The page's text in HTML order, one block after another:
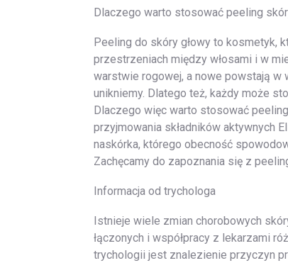
Dlaczego warto stosować peeling
Peeling do skóry głowy to kosmetyk,
przestrzeniach między włosami i w
warstwie rogowej, a nowe powstają w
unikniemy. Dlatego też, każdy może
Dlaczego więc warto stosować
przyjmowania składników aktywnych
naskórka, którego obecność
Zachęcamy do zapoznania się z
Informacja od trychologa
Istnieje wiele zmian chorobowych
łączonych i współpracy z lekarzami
trychologii jest znalezienie przyczyn